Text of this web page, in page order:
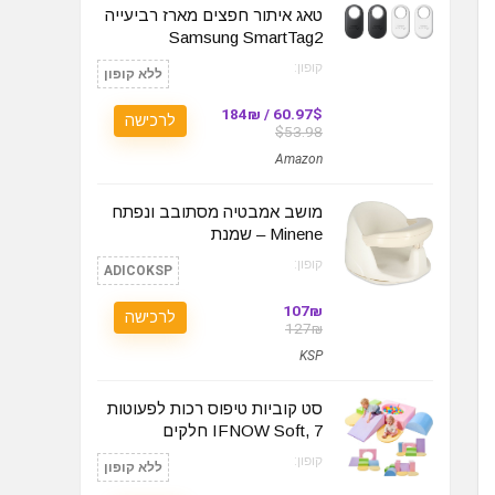
טאג איתור חפצים מארז רביעייה
Samsung SmartTag2
קופון: ללא קופון
60.97$ / 184₪
$53.98
Amazon
לרכישה
מושב אמבטיה מסתובב ונפתח
Minene – שמנת
קופון: ADICOKSP
107₪
127₪
KSP
לרכישה
סט קוביות טיפוס רכות לפעוטות
IFNOW Soft, 7 חלקים
קופון: ללא קופון